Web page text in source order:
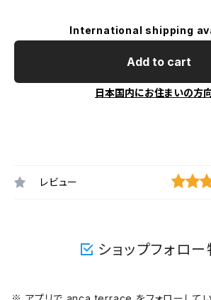
International shipping
Add to cart
日本国内にお住まいの方
レビュー
ショップフォロ